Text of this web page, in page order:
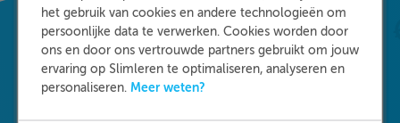
het gebruik van cookies en andere technologieën om
persoonlijke data te verwerken. Cookies worden door
ons en door ons vertrouwde partners gebruikt om jouw
ervaring op Slimleren te optimaliseren, analyseren en
personaliseren. Meer weten?